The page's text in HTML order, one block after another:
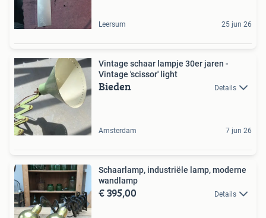
Leersum 25 jun 26
Vintage schaar lampje 30er jaren -
Vintage 'scissor' light
Bieden Details
Amsterdam 7 jun 26
Schaarlamp, industriële lamp, moderne
wandlamp
€ 395,00 Details